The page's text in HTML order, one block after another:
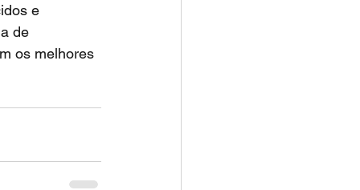
e
de
os melhores